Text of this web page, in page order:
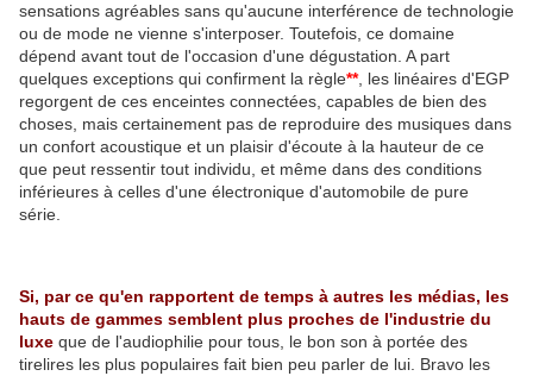
sensations agréables sans qu'aucune interférence de technologie
ou de mode ne vienne s'interposer. Toutefois, ce domaine
dépend avant tout de l'occasion d'une dégustation. A part
quelques exceptions qui confirment la règle**, les linéaires d'EGP
regorgent de ces enceintes connectées, capables de bien des
choses, mais certainement pas de reproduire des musiques dans
un confort acoustique et un plaisir d'écoute à la hauteur de ce
que peut ressentir tout individu, et même dans des conditions
inférieures à celles d'une électronique d'automobile de pure
série.
Si, par ce qu'en rapportent de temps à autres les médias, les
hauts de gammes semblent plus proches de l'industrie du
luxe que de l'audiophilie pour tous, le bon son à portée des
tirelires les plus populaires fait bien peu parler de lui. Bravo les